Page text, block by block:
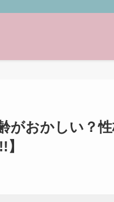
がおかしい？